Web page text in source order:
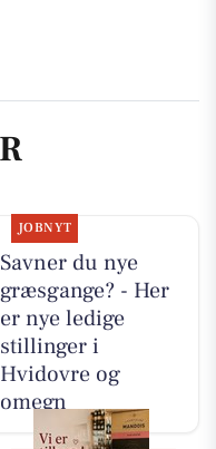
JOBNYT
Savner du nye
græsgange? - Her
er nye ledige
stillinger i
Hvidovre og
omegn